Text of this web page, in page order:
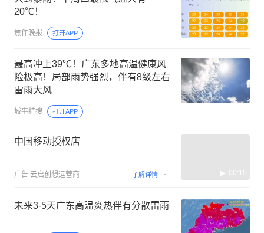
20℃！
焦作晚报 打开APP
最高冲上39℃！广东多地高温健康风
险极高！局部雨势强烈，伴有8级左右
雷雨大风
城事特搜 打开APP
中国移动授权店
广告 云启创想运营商 了解详情 00:15
未来3-5天广东高温炎热伴有分散雷雨